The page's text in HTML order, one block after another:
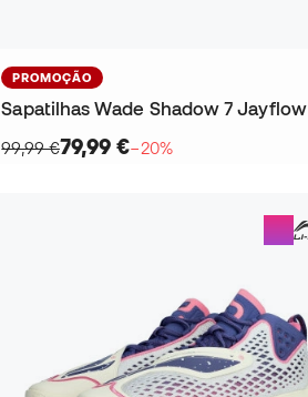
PROMOÇÃO
Sapatilhas Wade Shadow 7 Jayflow
99,99 €79,99 €−20%